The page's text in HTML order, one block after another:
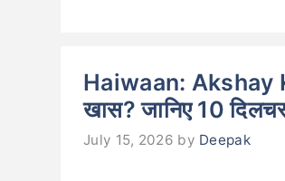
Haiwaan: Akshay
खास? जानिए 10
July 15, 2026 by Deepak